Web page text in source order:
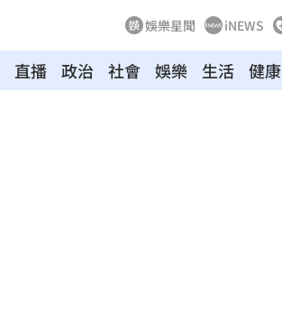
娛樂星聞 iNEWS
直播 政治 社會 娛樂 生活 健康